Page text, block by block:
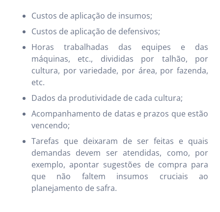
Custos de aplicação de insumos;
Custos de aplicação de defensivos;
Horas trabalhadas das equipes e das
máquinas, etc., divididas por talhão, por
cultura, por variedade, por área, por fazenda,
etc.
Dados da produtividade de cada cultura;
Acompanhamento de datas e prazos que estão
vencendo;
Tarefas que deixaram de ser feitas e quais
demandas devem ser atendidas, como, por
exemplo, apontar sugestões de compra para
que não faltem insumos cruciais ao
planejamento de safra.